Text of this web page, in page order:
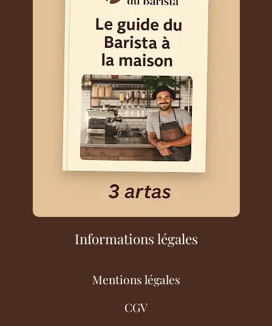
Informations légales
Mentions légales
CGV